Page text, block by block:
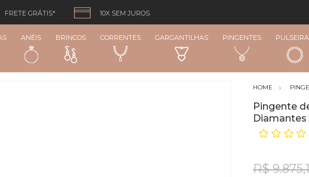
FRETE GRÁTIS* 10X SEM JUROS
ANÉIS BRINCOS CORRENTES GARGANTILHAS PINGENTES
Pingente
R$